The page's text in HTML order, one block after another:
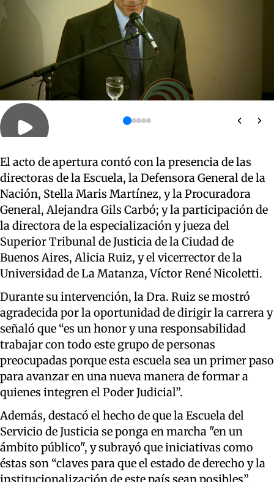
El acto de apertura contó con la presencia de las
directoras de la Escuela, la Defensora General de la
Nación, Stella Maris Martínez, y la Procuradora
General, Alejandra Gils Carbó; y la participación de
la directora de la especialización y jueza del
Superior Tribunal de Justicia de la Ciudad de
Buenos Aires, Alicia Ruiz, y el vicerrector de la
Universidad de La Matanza, Víctor René Nicoletti.
Durante su intervención, la Dra. Ruiz se mostró
agradecida por la oportunidad de dirigir la carrera y
señaló que “es un honor y una responsabilidad
trabajar con todo este grupo de personas
preocupadas porque esta escuela sea un primer paso
para avanzar en una nueva manera de formar a
quienes integren el Poder Judicial”.
Además, destacó el hecho de que la Escuela del
Servicio de Justicia se ponga en marcha "en un
ámbito público", y subrayó que iniciativas como
éstas son “claves para que el estado de derecho y la